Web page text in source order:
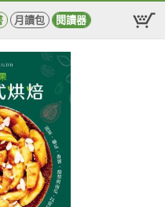
月讀包 閱讀器